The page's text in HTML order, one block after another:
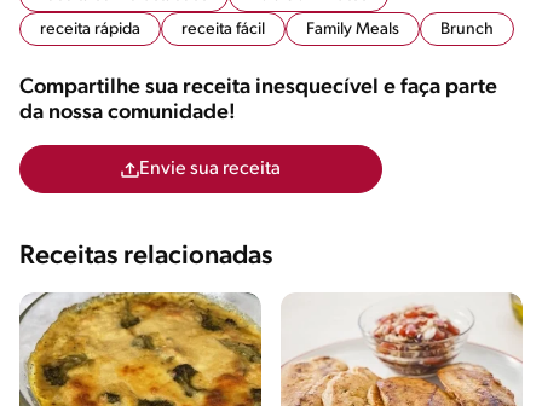
receita rápida
receita fácil Family Meals Brunch
Compartilhe sua receita inesquecível e faça parte
da nossa comunidade!
Envie sua receita
Receitas relacionadas